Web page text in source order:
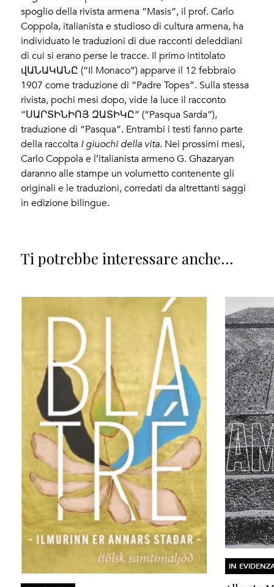
spoglio della rivista armena “Masis”, il prof. Carlo
Coppola, italianista e studioso di cultura armena, ha
individuato le traduzioni di due racconti deleddiani
di cui si erano perse le tracce. Il primo intitolato
վԱՆԱԿԱՆԸ (“Il Monaco”) apparve il 12 febbraio
1907 come traduzione di “Padre Topes”. Sulla stessa
rivista, pochi mesi dopo, vide la luce il racconto
“ՍԱՐՏԻՆԻՈՅ ԶԱՏԻԿԸ” (“Pasqua Sarda”),
traduzione di “Pasqua”. Entrambi i testi fanno parte
della raccolta I giuochi della vita. Nei prossimi mesi,
Carlo Coppola e l’italianista armeno G. Ghazaryan
daranno alle stampe un volumetto contenente gli
originali e le traduzioni, corredati da altrettanti saggi
in edizione bilingue.
Ti potrebbe interessare anche...
IN